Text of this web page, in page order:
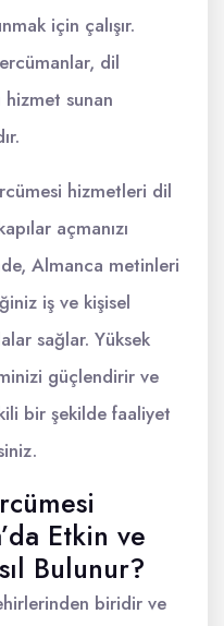
için çalışır.
dil
hizmet sunan
hizmetleri dil
açmanızı
Almanca metinleri
iş ve kişisel
sağlar. Yüksek
güçlendirir ve
bir şekilde faaliyet
Etkin ve
Bulunur?
biridir ve